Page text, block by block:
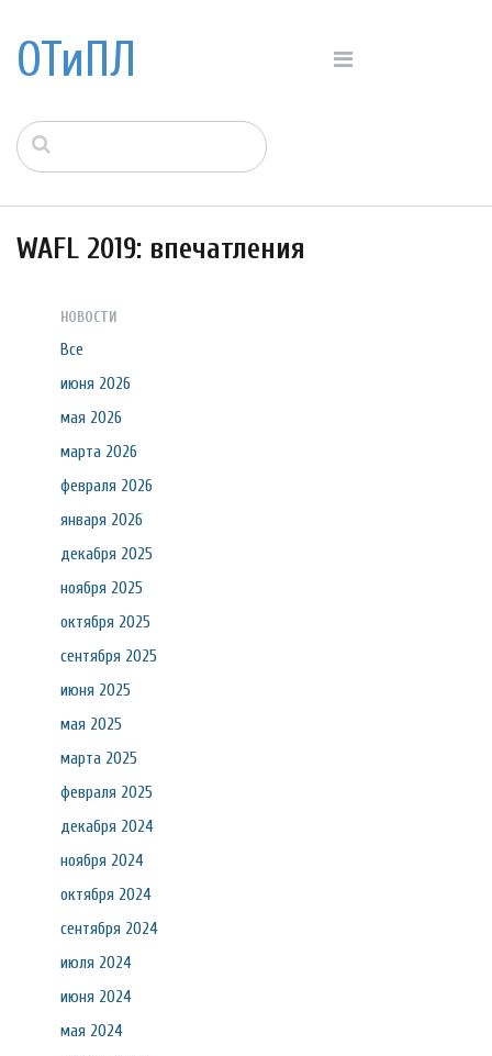
ОТиПЛ
WAFL 2019: впечатления
НОВОСТИ
Все
июня 2026
мая 2026
марта 2026
февраля 2026
января 2026
декабря 2025
ноября 2025
октября 2025
сентября 2025
июня 2025
мая 2025
марта 2025
февраля 2025
декабря 2024
ноября 2024
октября 2024
сентября 2024
июля 2024
июня 2024
мая 2024